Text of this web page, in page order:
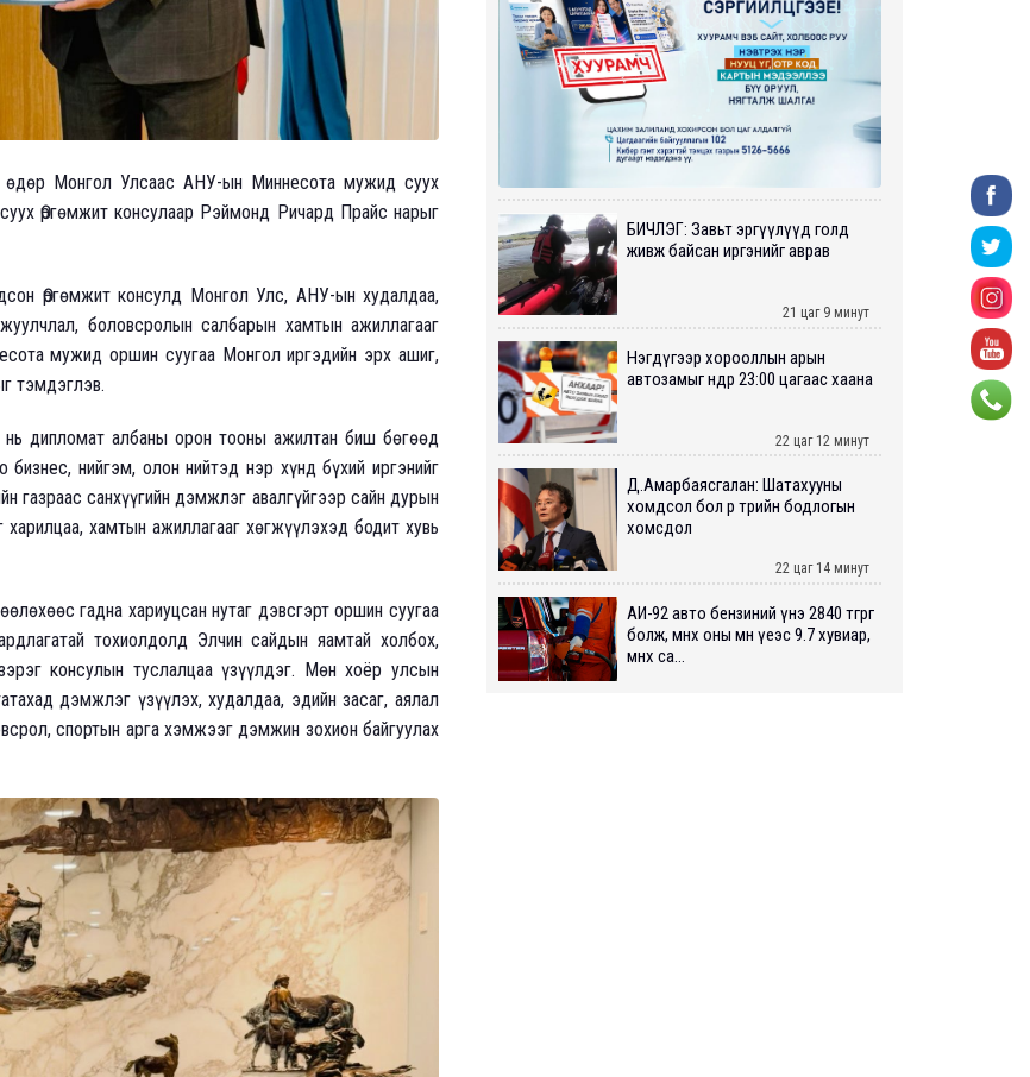
өдөр Монгол Улсаас АНУ-ын Миннесота мужид суух
Өргөмжит консулаар Рэймонд Ричард Прайс нарыг
Өргөмжит консулд Монгол Улс, АНУ-ын худалдаа,
боловсролын салбарын хамтын ажиллагааг
мужид оршин суугаа Монгол иргэдийн эрх ашиг,
тэмдэглэв.
нь дипломат албаны орон тооны ажилтан биш бөгөөд
бизнес, нийгэм, олон нийтэд нэр хүнд бүхий иргэнийг
газраас санхүүгийн дэмжлэг авалгүйгээр сайн дурын
хамтын ажиллагааг хөгжүүлэхэд бодит хувь
гадна хариуцсан нутаг дэвсгэрт оршин суугаа
тохиолдолд Элчин сайдын яамтай холбох,
консулын туслалцаа үзүүлдэг. Мөн хоёр улсын
дэмжлэг үзүүлэх, худалдаа, эдийн засаг, аялал
спортын арга хэмжээг дэмжин зохион байгуулах
БИЧЛЭГ: Завьт эргүүлүүд голд
живж байсан иргэнийг аврав
21 цаг 9 минут
Нэгдүгээр хорооллын арын
автозамыг өнөөдөр 23:00 цагаас хаана
22 цаг 12 минут
Д.Амарбаясгалан: Шатахууны
хомдсол бол өөрөө төрийн бодлогын
хомсдол
22 цаг 14 минут
АИ-92 авто бензиний үнэ 2840 төгрөг
болж, өмнөх оны мөн үеэс 9.7 хувиар,
өмнөх са...